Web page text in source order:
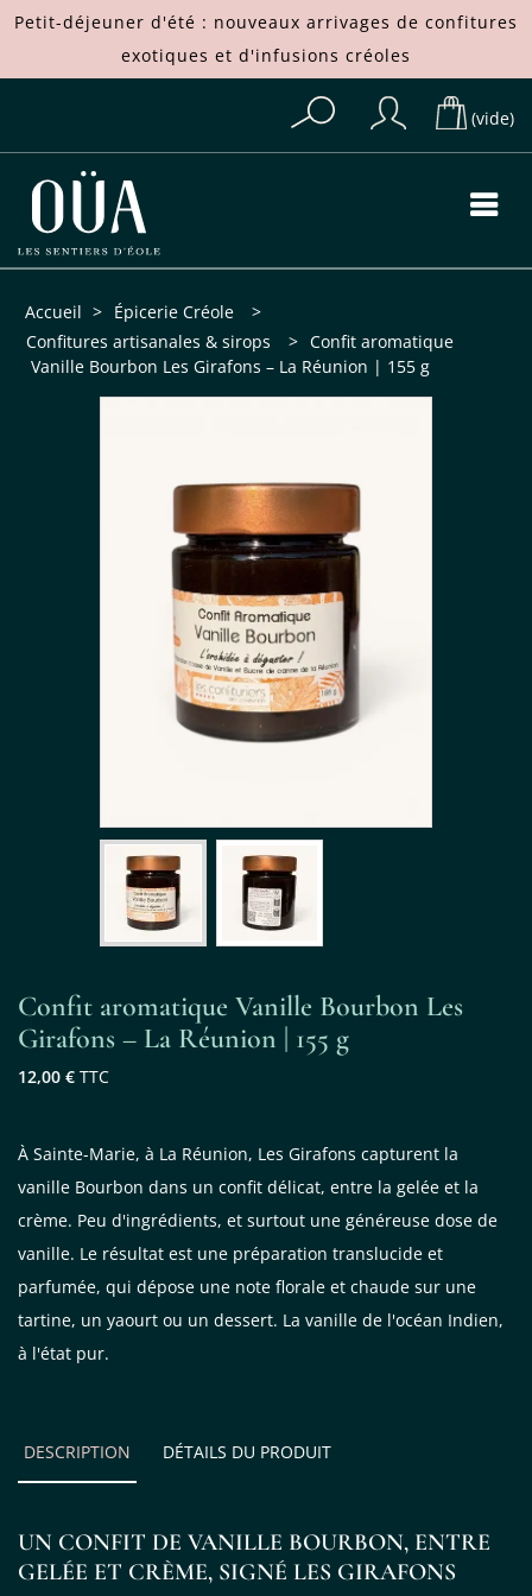
Petit-déjeuner d'été : nouveaux arrivages de confitures
exotiques et d'infusions créoles
(vide)
Accueil > Épicerie Créole
>
Confitures artisanales & sirops
> Confit aromatique
Vanille Bourbon Les Girafons – La Réunion | 155 g
Confit aromatique Vanille Bourbon Les
Girafons – La Réunion | 155 g
12,00 € TTC
À Sainte-Marie, à La Réunion, Les Girafons capturent la
vanille Bourbon dans un confit délicat, entre la gelée et la
crème. Peu d'ingrédients, et surtout une généreuse dose de
vanille. Le résultat est une préparation translucide et
parfumée, qui dépose une note florale et chaude sur une
tartine, un yaourt ou un dessert. La vanille de l'océan Indien,
à l'état pur.
DESCRIPTION DÉTAILS DU PRODUIT
UN CONFIT DE VANILLE BOURBON, ENTRE
GELÉE ET CRÈME, SIGNÉ LES GIRAFONS